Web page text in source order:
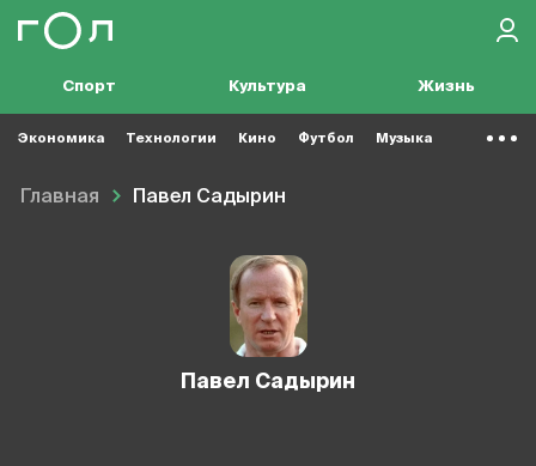
Спорт Культура Жизнь
Экономика Технологии Кино Футбол Музыка
Главная Павел Садырин
Павел Садырин